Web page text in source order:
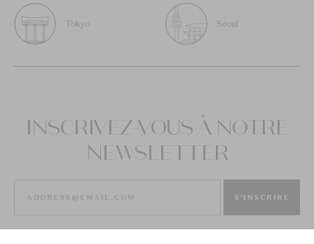
Tokyo Séoul
INSCRIVEZ-VOUS À NOTRE
NEWSLETTER
S'INSCRIRE